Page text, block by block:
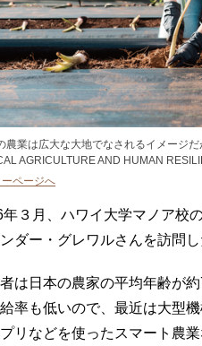
農業は広大な大地でなされるイメージ
AGRICULTURE AND HUMAN
ページへ
３月、ハワイ大学マノア校
ダー・グレワルさんを訪問
は日本の農家の平均年齢が
率も低いので、最近は大型
リなどを使ったスマート農